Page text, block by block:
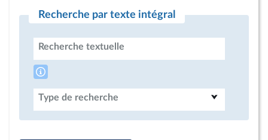
Recherche par texte intégral
Recherche textuelle
Type de recherche